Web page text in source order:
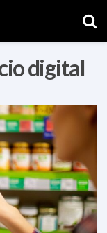
digital